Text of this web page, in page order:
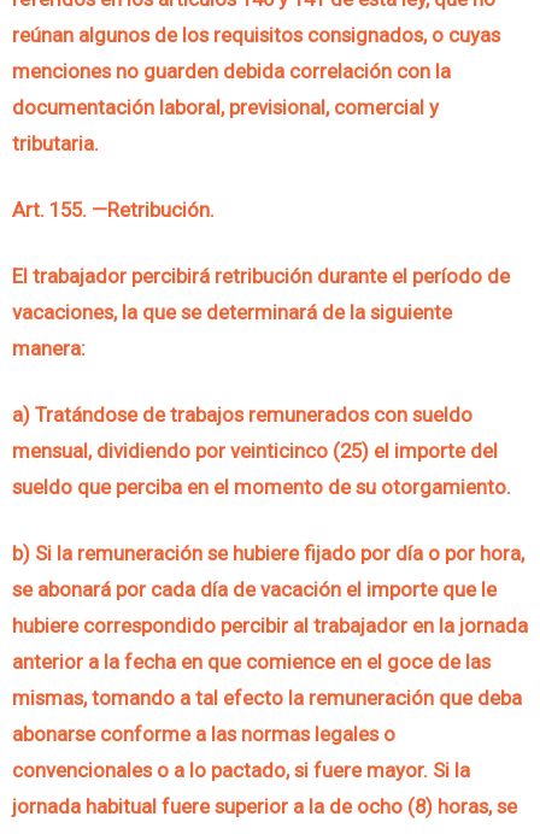
reúnan algunos de los requisitos consignados, o cuyas
menciones no guarden debida correlación con la
documentación laboral, previsional, comercial y
tributaria.
Art. 155. —Retribución.
El trabajador percibirá retribución durante el período de
vacaciones, la que se determinará de la siguiente
manera:
a) Tratándose de trabajos remunerados con sueldo
mensual, dividiendo por veinticinco (25) el importe del
sueldo que perciba en el momento de su otorgamiento.
b) Si la remuneración se hubiere fijado por día o por hora,
se abonará por cada día de vacación el importe que le
hubiere correspondido percibir al trabajador en la jornada
anterior a la fecha en que comience en el goce de las
mismas, tomando a tal efecto la remuneración que deba
abonarse conforme a las normas legales o
convencionales o a lo pactado, si fuere mayor. Si la
jornada habitual fuere superior a la de ocho (8) horas, se